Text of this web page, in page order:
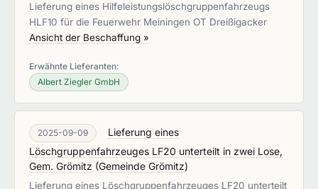
Lieferung eines Hilfeleistungslöschgruppenfahrzeugs
HLF10 für die Feuerwehr Meiningen OT Dreißigacker
Ansicht der Beschaffung »
Erwähnte Lieferanten:
Albert Ziegler GmbH
2025-09-09
Lieferung eines
Löschgruppenfahrzeuges LF20 unterteilt in zwei Lose,
Gem. Grömitz (Gemeinde Grömitz)
Lieferung eines Löschgruppenfahrzeuges LF20 unterteilt